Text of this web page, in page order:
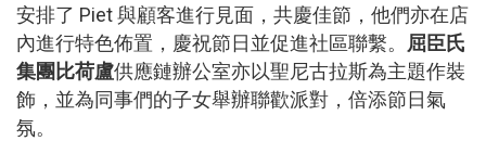
安排了 Piet 與顧客進行見面，共慶佳節，他們亦在店
內進行特色佈置，慶祝節日並促進社區聯繫。 屈臣氏
集團比荷盧供應鏈辦公室亦以聖尼古拉斯為主題作裝
飾，並為同事們的子女舉辦聯歡派對，倍添節日氣
氛。